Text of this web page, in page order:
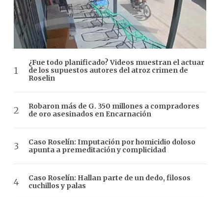
¿Fue todo planificado? Videos muestran el actuar
de los supuestos autores del atroz crimen de
Roselin
Robaron más de G. 350 millones a compradores
de oro asesinados en Encarnación
Caso Roselín: Imputación por homicidio doloso
apunta a premeditación y complicidad
Caso Roselín: Hallan parte de un dedo, filosos
cuchillos y palas